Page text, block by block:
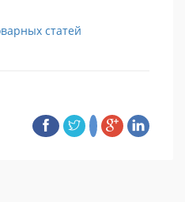
статей